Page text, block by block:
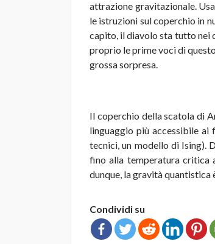
attrazione gravitazionale.
le istruzioni sul coperchio in
capito, il diavolo sta tutto nei
proprio le prime voci di
grossa sorpresa.
Il coperchio della scatola di
linguaggio più accessibile ai
tecnici, un modello di Ising).
fino alla temperatura critica
dunque, la gravità quantistica
Condividi su